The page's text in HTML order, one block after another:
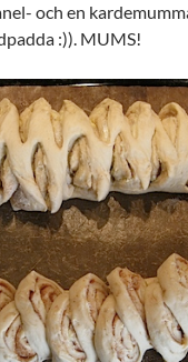
och en
:)). MUMS!